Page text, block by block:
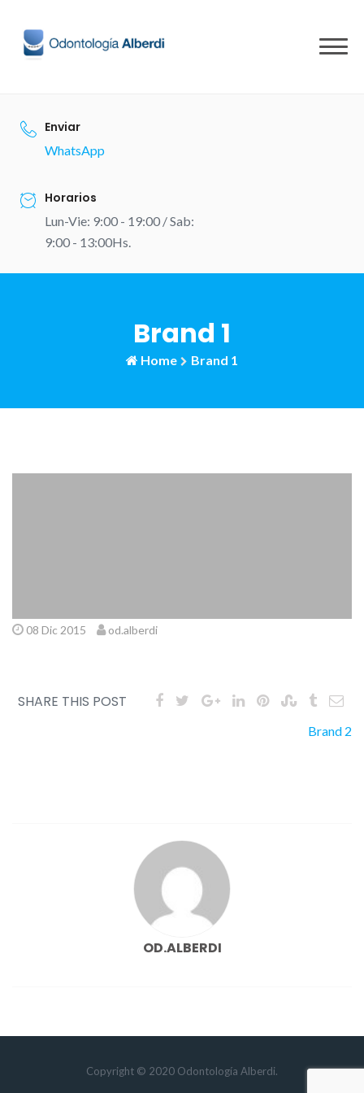
content
Enviar
WhatsApp
Horarios
Lun-Vie: 9:00 - 19:00 / Sab:
9:00 - 13:00Hs.
Brand 1
Home Brand 1
08 Dic 2015 od.alberdi
SHARE THIS POST
Brand 2
OD.ALBERDI
Copyright © 2020 Odontología Alberdi.